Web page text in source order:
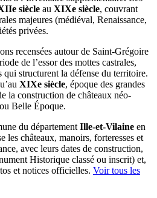
siècle au XIXe siècle, couvrant
majeures (médiéval, Renaissance,
privées.
recensées autour de Saint-Grégoire
de l’essor des mottes castrales,
qui structurent la défense du territoire.
XIXe siècle, époque des grandes
la construction de châteaux néo-
Belle Époque.
du départementIlle-et-Vilaine en
les châteaux, manoirs, forteresses et
avec leurs dates de construction,
Historique classé ou inscrit) et,
et notices officielles. Voir tous les